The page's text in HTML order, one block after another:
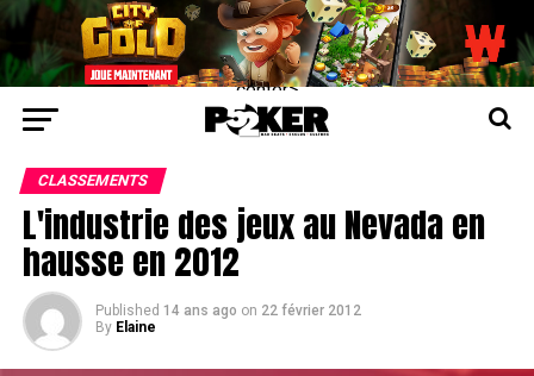
center>
CLASSEMENTS
L'industrie des jeux au Nevada en
hausse en 2012
Published 14 ans ago on 22 février 2012
By Elaine